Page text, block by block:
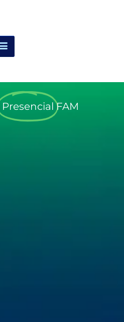
Presencial FAM